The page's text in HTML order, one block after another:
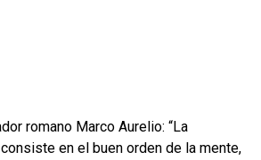
romano Marco Aurelio: “La
en el buen orden de la mente,